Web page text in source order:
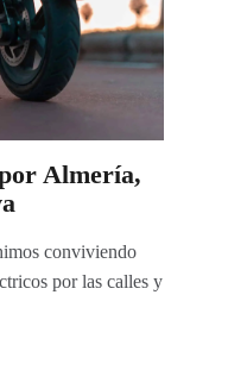
Almería,
conviviendo
por las calles y